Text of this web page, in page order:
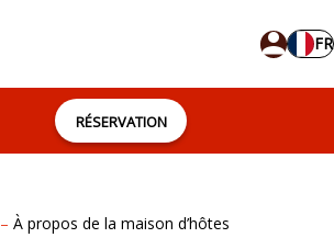
FR
RÉSERVATION
– À propos de la maison d’hôtes